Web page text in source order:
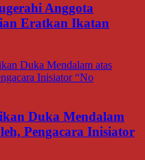
Anggota
Eratkan Ikatan
Duka Mendalam
Pengacara Inisiator